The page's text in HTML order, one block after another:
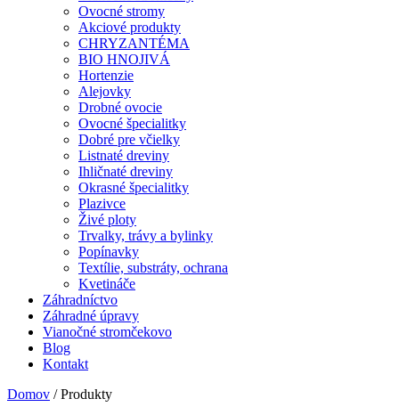
Ovocné stromy
Akciové produkty
CHRYZANTÉMA
BIO HNOJIVÁ
Hortenzie
Alejovky
Drobné ovocie
Ovocné špecialitky
Dobré pre včielky
Listnaté dreviny
Ihličnaté dreviny
Okrasné špecialitky
Plazivce
Živé ploty
Trvalky, trávy a bylinky
Popínavky
Textílie, substráty, ochrana
Kvetináče
Záhradníctvo
Záhradné úpravy
Vianočné stromčekovo
Blog
Kontakt
Domov / Produkty